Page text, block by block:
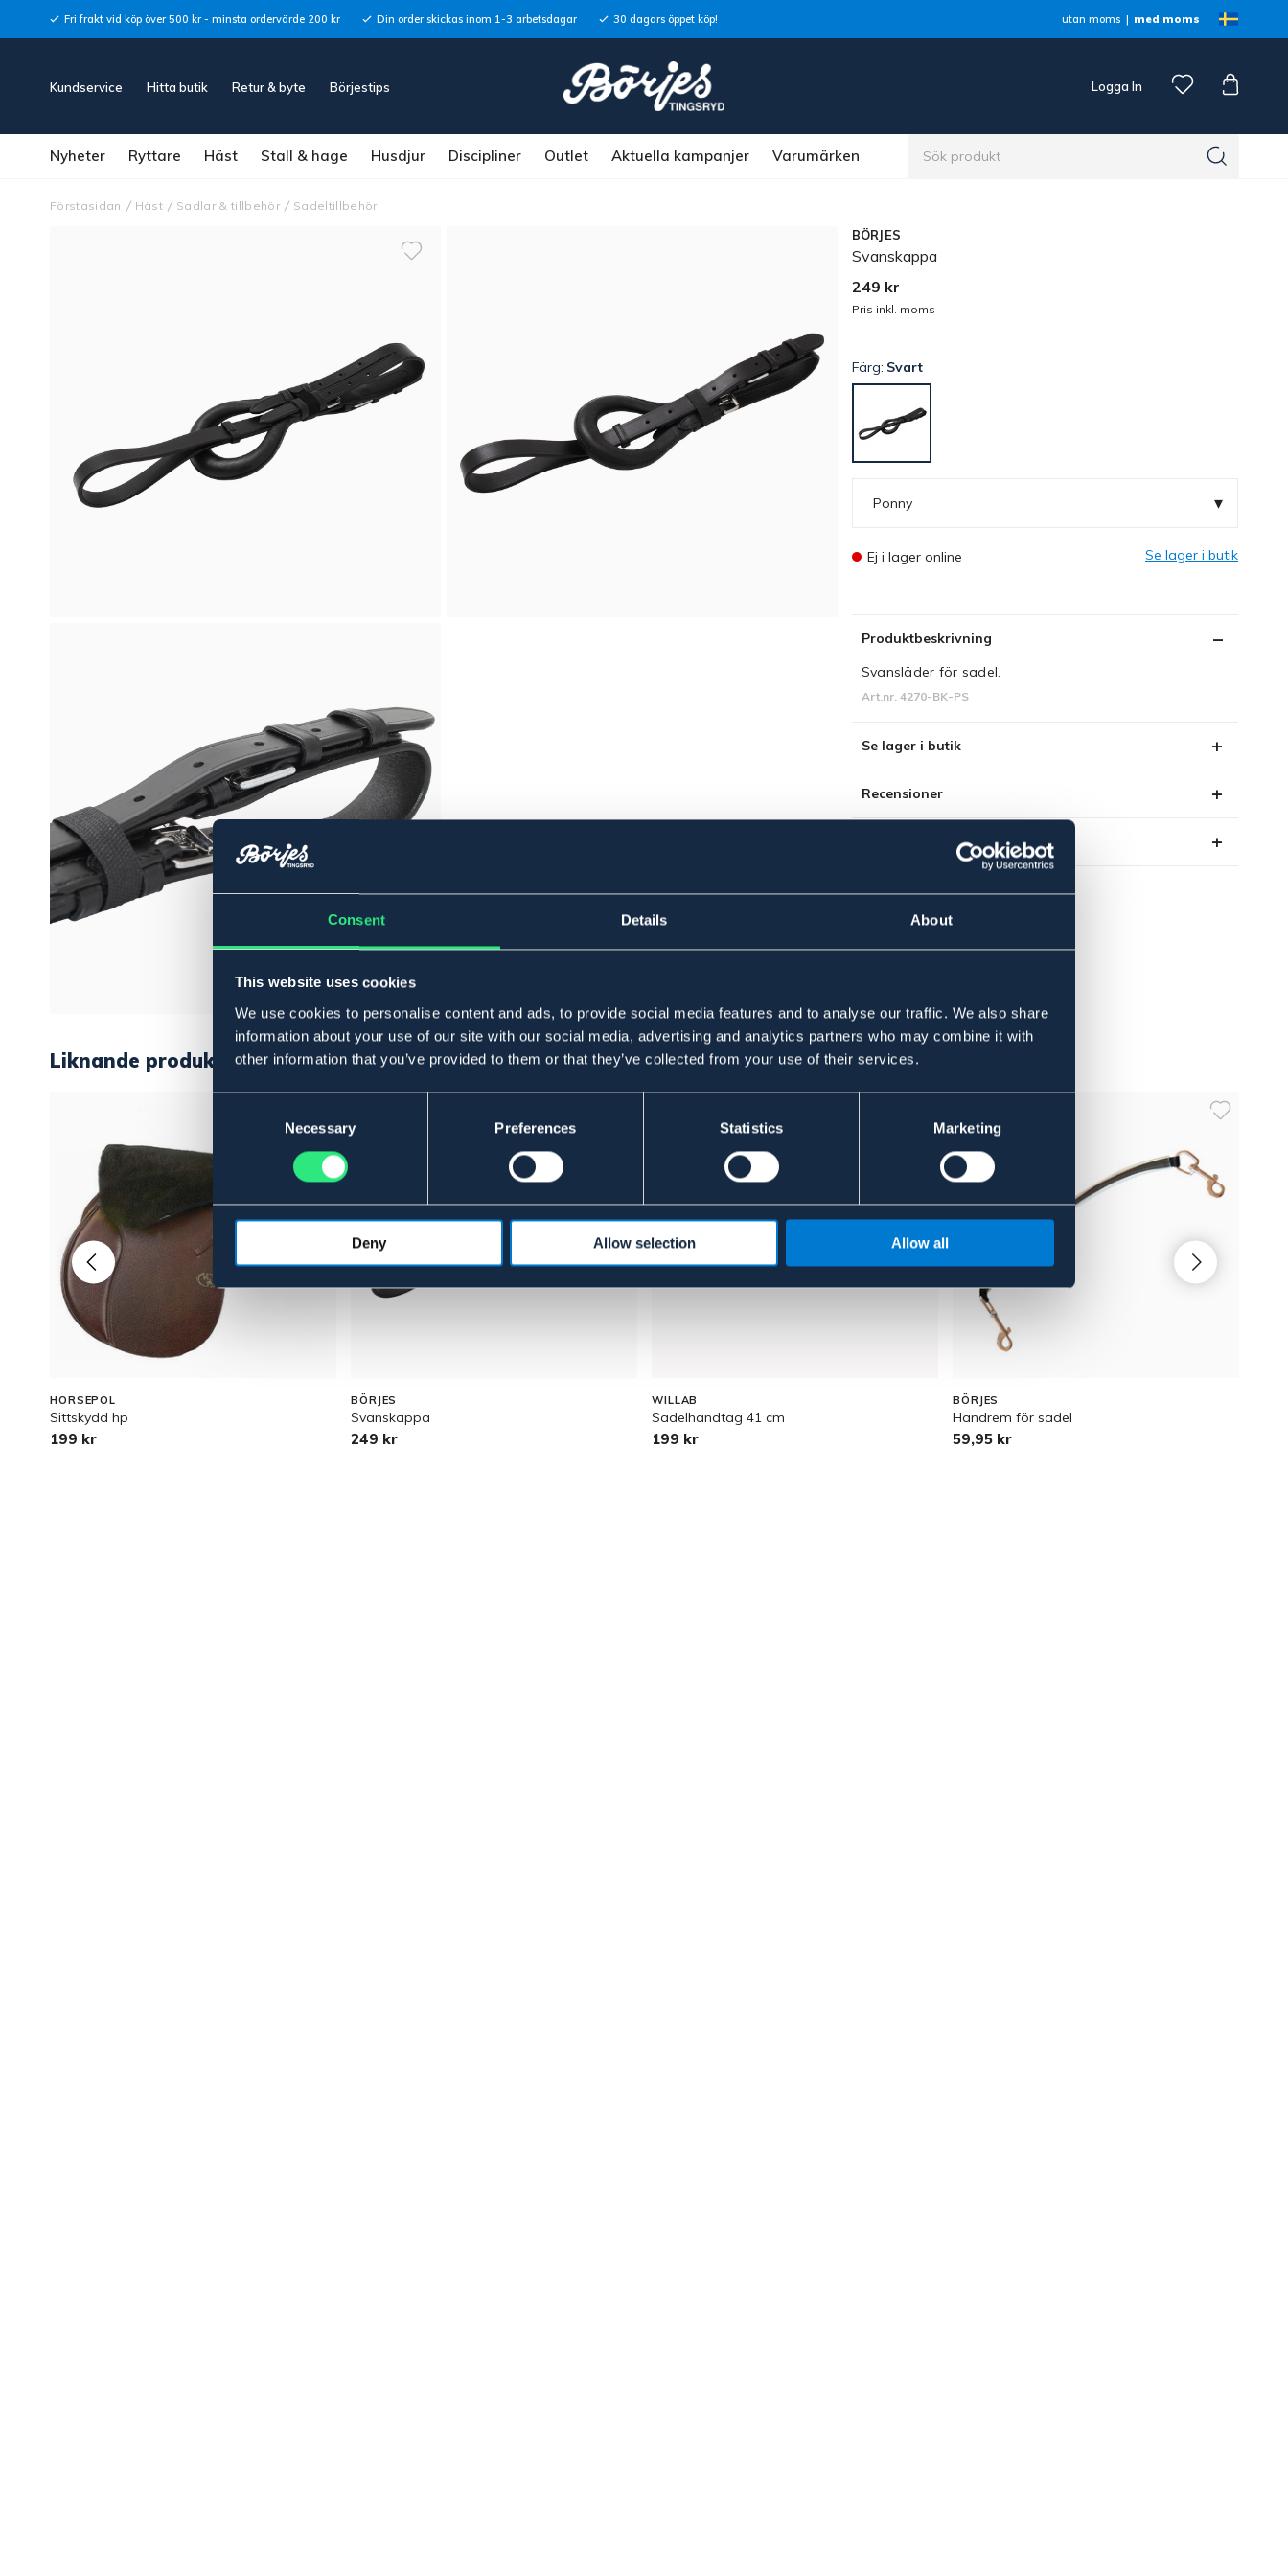
Consent Details About
This website uses cookies
We use cookies to personalise content and ads, to provide social media features and to analyse our traffic. We also share
information about your use of our site with our social media, advertising and analytics partners who may combine it with
other information that you’ve provided to them or that they’ve collected from your use of their services.
Necessary Preferences Statistics Marketing
Deny Allow selection Allow all
Fri frakt vid köp över 500 kr - minsta ordervärde 200 kr Din order skickas inom 1-3 arbetsdagar 30 dagars öppet köp! utan moms med moms
Kundservice Hitta butik Retur & byte Börjestips Logga In
Nyheter Ryttare Häst Stall & hage Husdjur Discipliner Outlet Aktuella kampanjer Varumärken
Förstasidan Häst Sadlar & tillbehör Sadeltillbehör
BÖRJES
Svanskappa
249 kr
Pris inkl. moms
Färg: Svart
Ponny ▾
Ej i lager online Se lager i butik
Produktbeskrivning
Svansläder för sadel.
Art.nr. 4270-BK-PS
Se lager i butik
Recensioner
Om varumärket
Liknande produkter
HORSEPOL
Sittskydd hp
199 kr
BÖRJES
Svanskappa
249 kr
WILLAB
Sadelhandtag 41 cm
199 kr
BÖRJES
Handrem för sadel
59,95 kr